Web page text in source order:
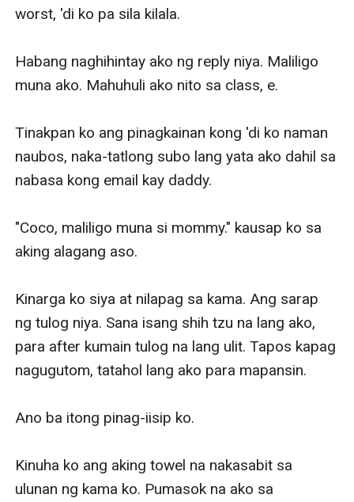
worst, 'di ko pa sila kilala.
Habang naghihintay ako ng reply niya. Maliligo
muna ako. Mahuhuli ako nito sa class, e.
Tinakpan ko ang pinagkainan kong 'di ko naman
naubos, naka-tatlong subo lang yata ako dahil sa
nabasa kong email kay daddy.
"Coco, maliligo muna si mommy." kausap ko sa
aking alagang aso.
Kinarga ko siya at nilapag sa kama. Ang sarap
ng tulog niya. Sana isang shih tzu na lang ako,
para after kumain tulog na lang ulit. Tapos kapag
nagugutom, tatahol lang ako para mapansin.
Ano ba itong pinag-iisip ko.
Kinuha ko ang aking towel na nakasabit sa
ulunan ng kama ko. Pumasok na ako sa